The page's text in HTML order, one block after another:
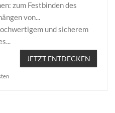
zum Festbinden des
von...
und sicherem
JETZT ENTDECKEN